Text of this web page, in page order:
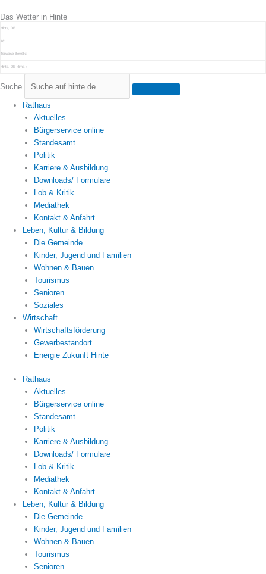
Inhalt
springen
Das Wetter in Hinte
Hinte, DE
18°
Teilweise Bewölkt
Hinte, DE klima ▸
Suche
Rathaus
Aktuelles
Bürgerservice online
Standesamt
Politik
Karriere & Ausbildung
Downloads/ Formulare
Lob & Kritik
Mediathek
Kontakt & Anfahrt
Leben, Kultur & Bildung
Die Gemeinde
Kinder, Jugend und Familien
Wohnen & Bauen
Tourismus
Senioren
Soziales
Wirtschaft
Wirtschaftsförderung
Gewerbestandort
Energie Zukunft Hinte
Rathaus
Aktuelles
Bürgerservice online
Standesamt
Politik
Karriere & Ausbildung
Downloads/ Formulare
Lob & Kritik
Mediathek
Kontakt & Anfahrt
Leben, Kultur & Bildung
Die Gemeinde
Kinder, Jugend und Familien
Wohnen & Bauen
Tourismus
Senioren